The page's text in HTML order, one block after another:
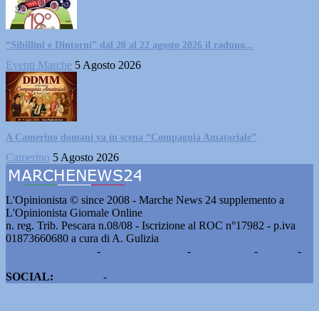
“Sibillini e Dintorni” dal 20 al 22 agosto 2026 il raduno...
Eventi Marche 5 Agosto 2026
A Camerino domani va in scena “Compagnia Amatoriale”
Camerino 5 Agosto 2026
L'Opinionista © since 2008 - Marche News 24 supplemento a
L'Opinionista Giornale Online
n. reg. Trib. Pescara n.08/08 - Iscrizione al ROC n°17982 - p.iva
01873660680 a cura di A. Gulizia
- - -
-
SOCIAL:
-